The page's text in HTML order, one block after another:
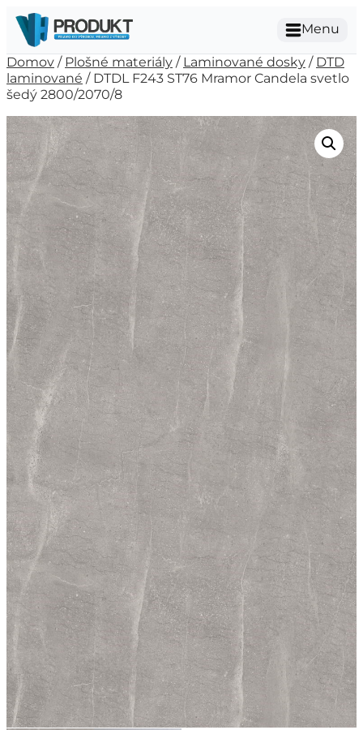
Menu
Domov / Plošné materiály / Laminované dosky / DTD
laminované / DTDL F243 ST76 Mramor Candela svetlo
šedý 2800/2070/8